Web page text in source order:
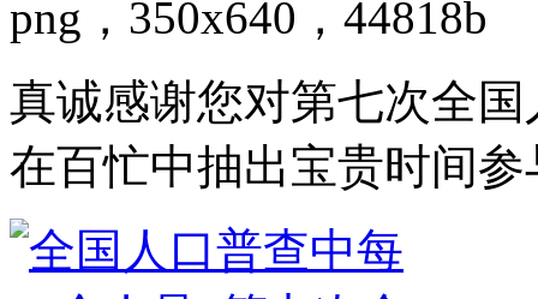
png，350x640，44818b
真诚感谢您对第七次全
在百忙中抽出宝贵时间